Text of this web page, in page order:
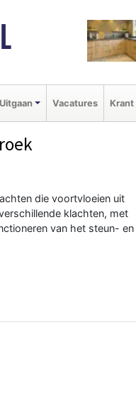
Uitgaan Vacatures Krant
die voortvloeien uit
klachten, met
van het steun- en